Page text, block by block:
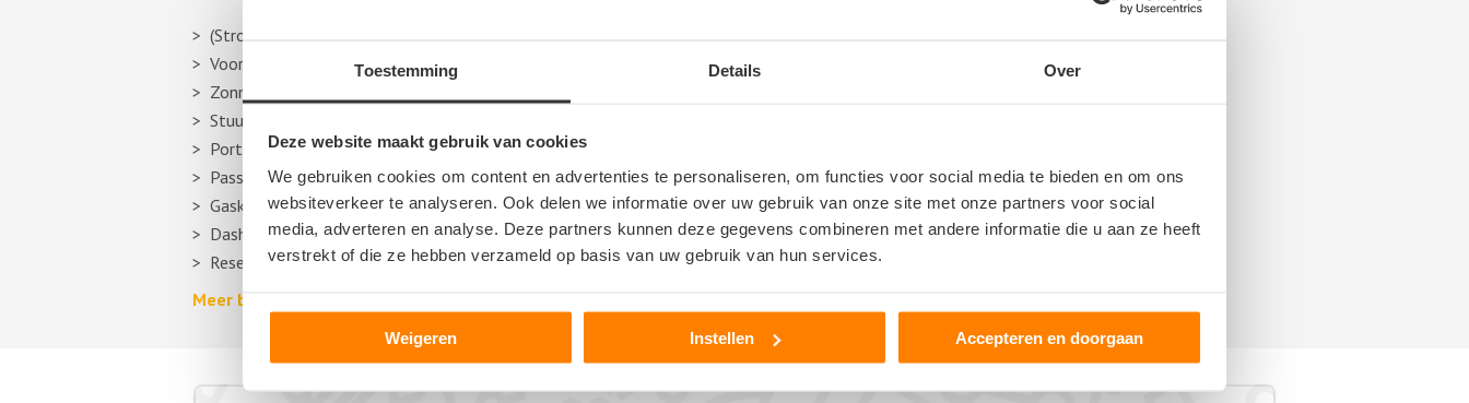
Toestemming Details Over
Deze website maakt gebruik van cookies
We gebruiken cookies om content en advertenties te personaliseren, om functies voor social media te bieden en om ons
websiteverkeer te analyseren. Ook delen we informatie over uw gebruik van onze site met onze partners voor social
media, adverteren en analyse. Deze partners kunnen deze gegevens combineren met andere informatie die u aan ze heeft
verstrekt of die ze hebben verzameld op basis van uw gebruik van hun services.
Weigeren Instellen Accepteren en doorgaan
(Stroom)verdeler
Voorbumper
Zonneklep
Stuurhuishoes
Portier
Passagiersstoel
Gasklep
Dashboard
Reservewiel, reserveband of thuiskomer
Meer berichten over autosloperijen >>